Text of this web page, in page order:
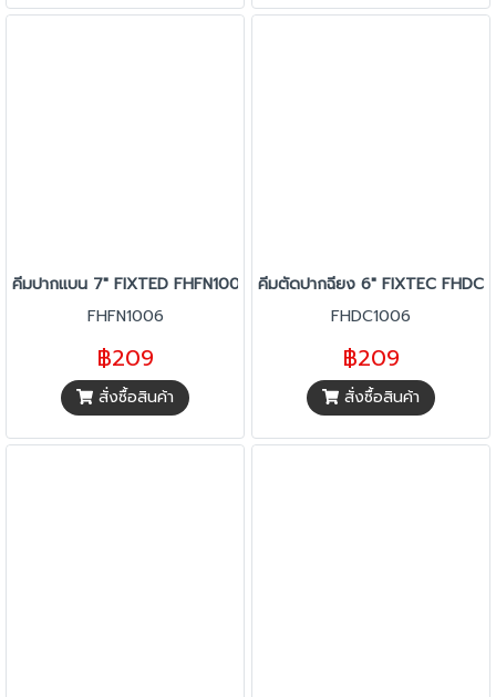
คีมปากแบน 7" FIXTED FHFN1006
FHFN1006
฿209
สั่งซื้อสินค้า
คีมตัดปากฉียง 6" FIXTEC
FHDC1006
฿209
สั่งซื้อสินค้า